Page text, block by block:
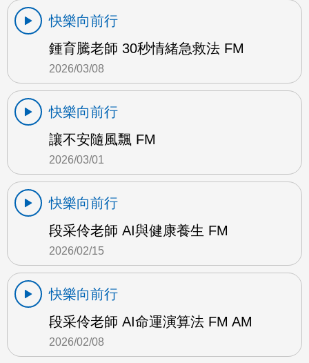
快樂向前行
鍾育騰老師 30秒情緒急救法 FM
2026/03/08
快樂向前行
讓不安隨風飄 FM
2026/03/01
快樂向前行
段采伶老師 AI與健康養生 FM
2026/02/15
快樂向前行
段采伶老師 AI命運演算法 FM AM
2026/02/08